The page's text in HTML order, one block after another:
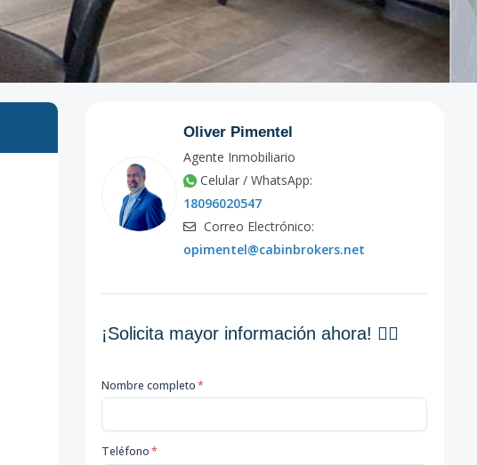
Oliver Pimentel
Agente Inmobiliario
Celular / WhatsApp:
18096020547
Correo Electrónico:
opimentel@cabinbrokers.net
¡Solicita mayor información ahora! 👇🏽
Nombre completo*
Teléfono*